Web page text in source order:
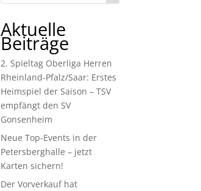
Aktuelle
Beiträge
2. Spieltag Oberliga Herren
Rheinland-Pfalz/Saar: Erstes
Heimspiel der Saison – TSV
empfängt den SV
Gonsenheim
Neue Top-Events in der
Petersberghalle – jetzt
Karten sichern!
Der Vorverkauf hat